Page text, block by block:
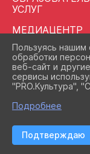
УСЛУГ
МЕДИАЦЕНТР
"КЛАССНАЯ
ПРОЦЕДУРЫ
СВЕДЕНИЯ ОБ
ОРГАНИЗАЦИИ
ПЕДАГОГАМ И
Пользуясь нашим
обработки
веб-сайт и
сервисы
"PRO.Культура",
Подробнее
Подтверждаю